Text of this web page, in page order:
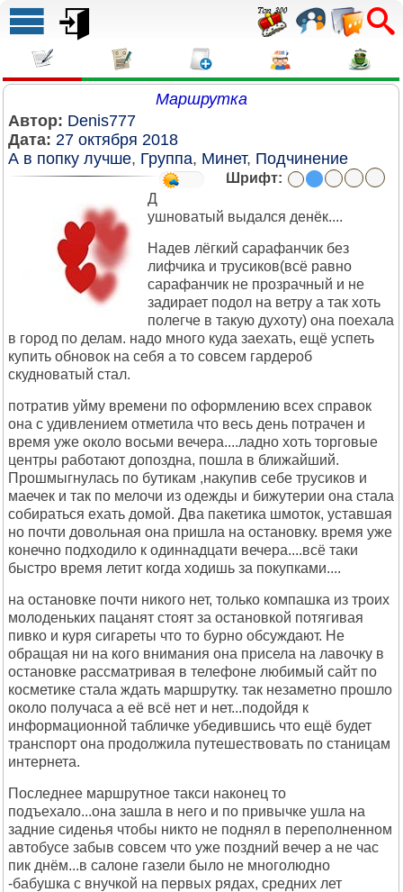
Маршрутка
Автор: Denis777
Дата: 27 октября 2018
А в попку лучше, Группа, Минет, Подчинение
Шрифт:
Д
ушноватый выдался денёк....
Надев лёгкий сарафанчик без
лифчика и трусиков(всё равно
сарафанчик не прозрачный и не
задирает подол на ветру а так хоть
полегче в такую духоту) она поехала
в город по делам. надо много куда заехать, ещё успеть
купить обновок на себя а то совсем гардероб
скудноватый стал.
потратив уйму времени по оформлению всех справок
она с удивлением отметила что весь день потрачен и
время уже около восьми вечера....ладно хоть торговые
центры работают допоздна, пошла в ближайший.
Прошмыгнулась по бутикам ,накупив себе трусиков и
маечек и так по мелочи из одежды и бижутерии она стала
собираться ехать домой. Два пакетика шмоток, уставшая
но почти довольная она пришла на остановку. время уже
конечно подходило к одиннадцати вечера....всё таки
быстро время летит когда ходишь за покупками....
на остановке почти никого нет, только компашка из троих
молоденьких пацанят стоят за остановкой потягивая
пивко и куря сигареты что то бурно обсуждают. Не
обращая ни на кого внимания она присела на лавочку в
остановке рассматривая в телефоне любимый сайт по
косметике стала ждать маршрутку. так незаметно прошло
около получаса а её всё нет и нет...подойдя к
информационной табличке убедившись что ещё будет
транспорт она продолжила путешествовать по станицам
интернета.
Последнее маршрутное такси наконец то
подъехало...она зашла в него и по привычке ушла на
задние сиденья чтобы никто не поднял в переполненном
автобусе забыв совсем что уже поздний вечер а не час
пик днём...в салоне газели было не многолюдно
-бабушка с внучкой на первых рядах, средних лет